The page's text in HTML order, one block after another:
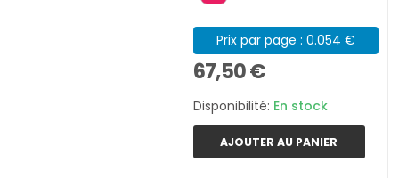
Prix par page : 0.054 €
67,50 €
Disponibilité: En stock
AJOUTER AU PANIER